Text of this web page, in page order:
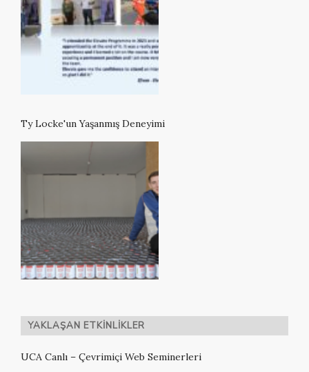
Ty Locke'un Yaşanmış Deneyimi
YAKLAŞAN ETKINLIKLER
UCA Canlı – Çevrimiçi Web Seminerleri